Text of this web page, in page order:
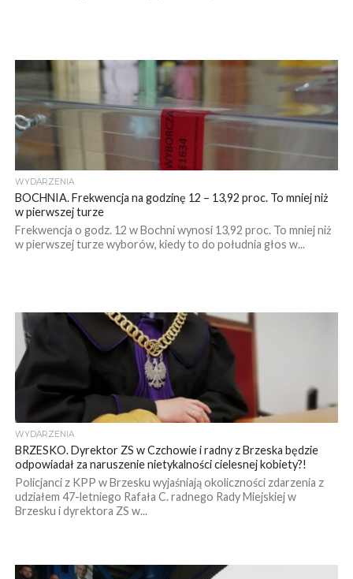
WYDARZENIA
BOCHNIA. Frekwencja na godzinę 12 – 13,92 proc. To mniej niż
w pierwszej turze
Frekwencja o godz. 12 w Bochni wynosi 13,92 proc. To mniej niż
w pierwszej turze wyborów, kiedy to do południa głos w...
WYDARZENIA
BRZESKO. Dyrektor ZS w Czchowie i radny z Brzeska będzie
odpowiadał za naruszenie nietykalności cielesnej kobiety?!
Policjanci z KPP w Brzesku wyjaśniają okoliczności zdarzenia z
udziałem 47-letniego Rafała C. radnego Rady Miejskiej w
Brzesku i dyrektora ZS w...